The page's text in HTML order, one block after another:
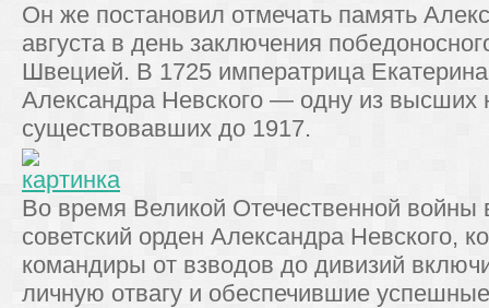
Он же постановил отмечать память
августа в день заключения
Швецией. В 1725 императрица
Александра Невского — одну из высших
существовавших до 1917.
Во время Великой Отечественной
советский орден Александра Невского,
командиры от взводов до дивизий
личную отвагу и обеспечившие